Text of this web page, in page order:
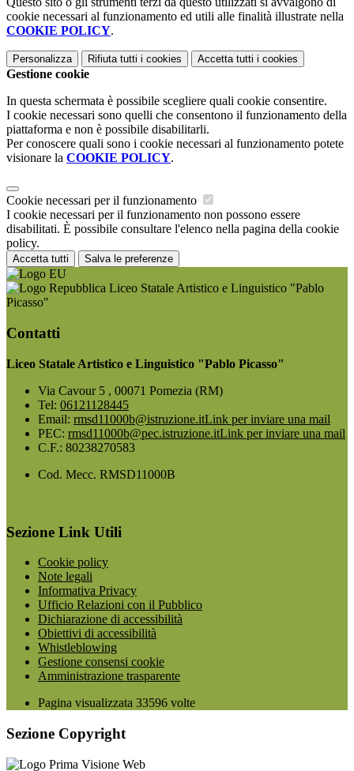
cookie necessari al funzionamento ed utili alle finalità illustrate nella
COOKIE POLICY.
Personalizza Rifiuta tutti i cookies Accetta tutti i cookies
Gestione cookie
In questa schermata è possibile scegliere quali cookie consentire.
I cookie necessari sono quelli che consentono il funzionamento della
piattaforma e non è possibile disabilitarli.
Per conoscere quali sono i cookie necessari al funzionamento potete
visionare la COOKIE POLICY.
Cookie necessari per il funzionamento
I cookie necessari per il funzionamento non possono essere
disabilitati. È possibile consultare l'elenco nella pagina della cookie
policy.
Accetta tutti Salva le preferenze
Liceo Statale Artistico e Linguistico "Pablo
Picasso"
Contatti
Liceo Statale Artistico e Linguistico "Pablo Picasso"
Via Cavour 5 , 00071 Pomezia (RM)
Tel: 06121128445
Email: rmsd11000b@istruzione.itLink per inviare una mail
PEC: rmsd11000b@pec.istruzione.itLink per inviare una mail
C.F.: 80238270583
Cod. Mecc. RMSD11000B
Sezione Link Utili
Cookie policy
Note legali
Informativa Privacy
Ufficio Relazioni con il Pubblico
Dichiarazione di accessibilità
Obiettivi di accessibilità
Whistleblowing
Gestione consensi cookie
Amministrazione trasparente
Pagina visualizzata 33596 volte
Sezione Copyright